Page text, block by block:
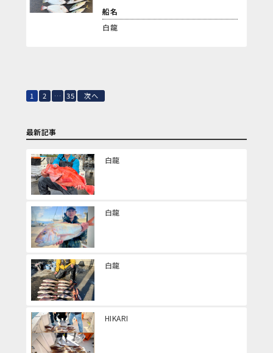
船名
白龍
1 2 … 35 次へ
最新記事
白龍
白龍
白龍
HIKARI